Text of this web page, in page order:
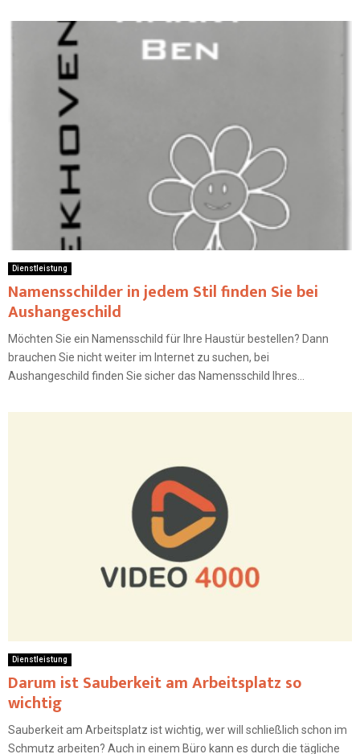
Dienstleistung
Namensschilder in jedem Stil finden Sie bei
Aushangeschild
Möchten Sie ein Namensschild für Ihre Haustür bestellen? Dann
brauchen Sie nicht weiter im Internet zu suchen, bei
Aushangeschild finden Sie sicher das Namensschild Ihres...
Dienstleistung
Darum ist Sauberkeit am Arbeitsplatz so
wichtig
Sauberkeit am Arbeitsplatz ist wichtig, wer will schließlich schon im
Schmutz arbeiten? Auch in einem Büro kann es durch die tägliche